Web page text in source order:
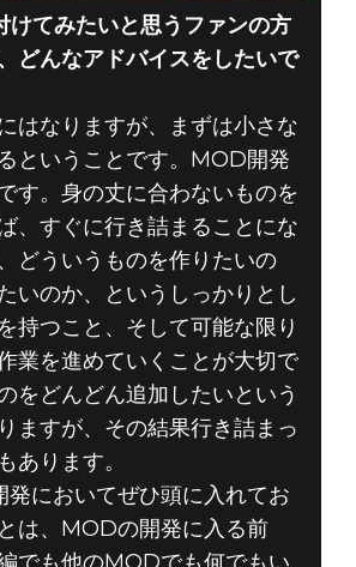
てみたいと思うファンの方
どんなアドバイスをしたいで
はなりますが、まずは小さな
ということです。MOD開発
す。身の丈に合わないものを
、すぐに行き詰まることにな
どういうものを作りたいの
いのか、というしっかりとし
持つこと、そして可能な限り
業を進めていくことが大切で
をどんどん追加したいという
ますが、その結果行き詰まっ
あります。
においてぜひ頭に入れてお
は、MODの開発に入る前